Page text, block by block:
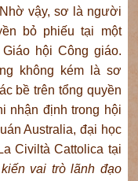
vậy, sơ là người
bỏ phiếu tại một
hội Công giáo.
không kém là sơ
bề trên tổng quyền
nhận định trong hội
Australia, đại học
Civiltà Cattolica tại
vai trò lãnh đạo